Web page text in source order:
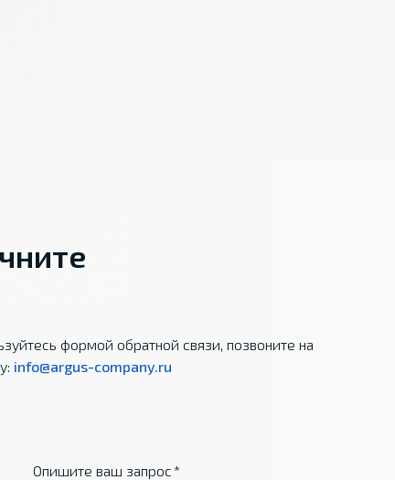
формой обратной связи, позвоните на
info@argus-company.ru
Опишите ваш запрос